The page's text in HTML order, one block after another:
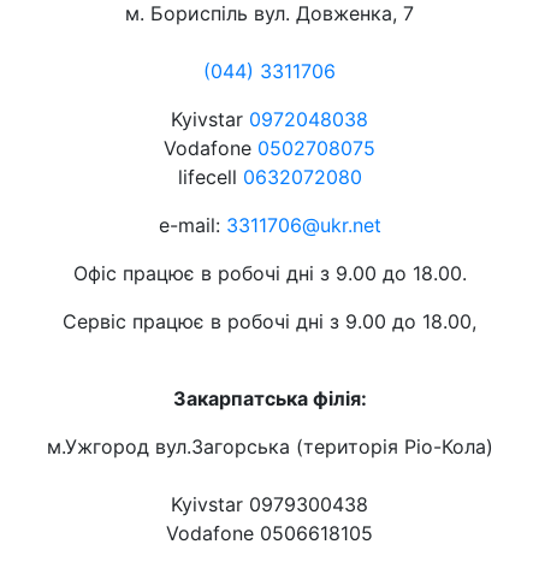
м. Бориспіль вул. Довженка, 7
(044) 3311706
Kyivstar 0972048038
Vodafone 0502708075
lifecell 0632072080
e-mail: 3311706@ukr.net
Офіс працює в робочі дні з 9.00 до 18.00.
Сервіс працює в робочі дні з 9.00 до 18.00,
Закарпатська філія:
м.Ужгород вул.Загорська (територія Ріо-Кола)
Kyivstar 0979300438
Vodafone 0506618105